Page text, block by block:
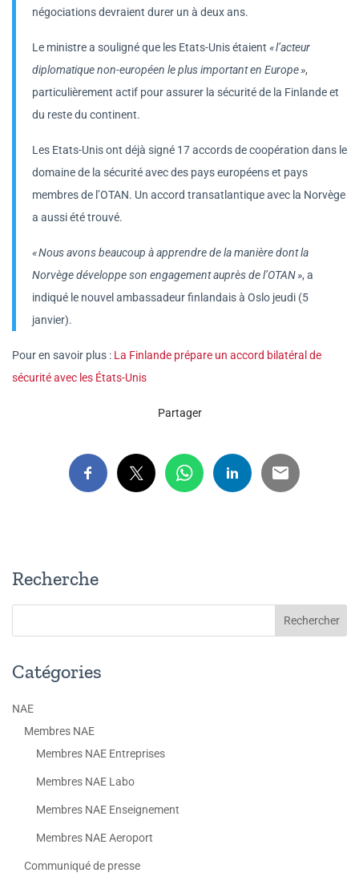
négociations devraient durer un à deux ans.
Le ministre a souligné que les Etats-Unis étaient « l’acteur
diplomatique non-européen le plus important en Europe »,
particulièrement actif pour assurer la sécurité de la Finlande et
du reste du continent.
Les Etats-Unis ont déjà signé 17 accords de coopération dans le
domaine de la sécurité avec des pays européens et pays
membres de l’OTAN. Un accord transatlantique avec la Norvège
a aussi été trouvé.
« Nous avons beaucoup à apprendre de la manière dont la
Norvège développe son engagement auprès de l’OTAN », a
indiqué le nouvel ambassadeur finlandais à Oslo jeudi (5
janvier).
Pour en savoir plus : La Finlande prépare un accord bilatéral de
sécurité avec les États-Unis
Partager
Recherche
Catégories
NAE
Membres NAE
Membres NAE Entreprises
Membres NAE Labo
Membres NAE Enseignement
Membres NAE Aeroport
Communiqué de presse